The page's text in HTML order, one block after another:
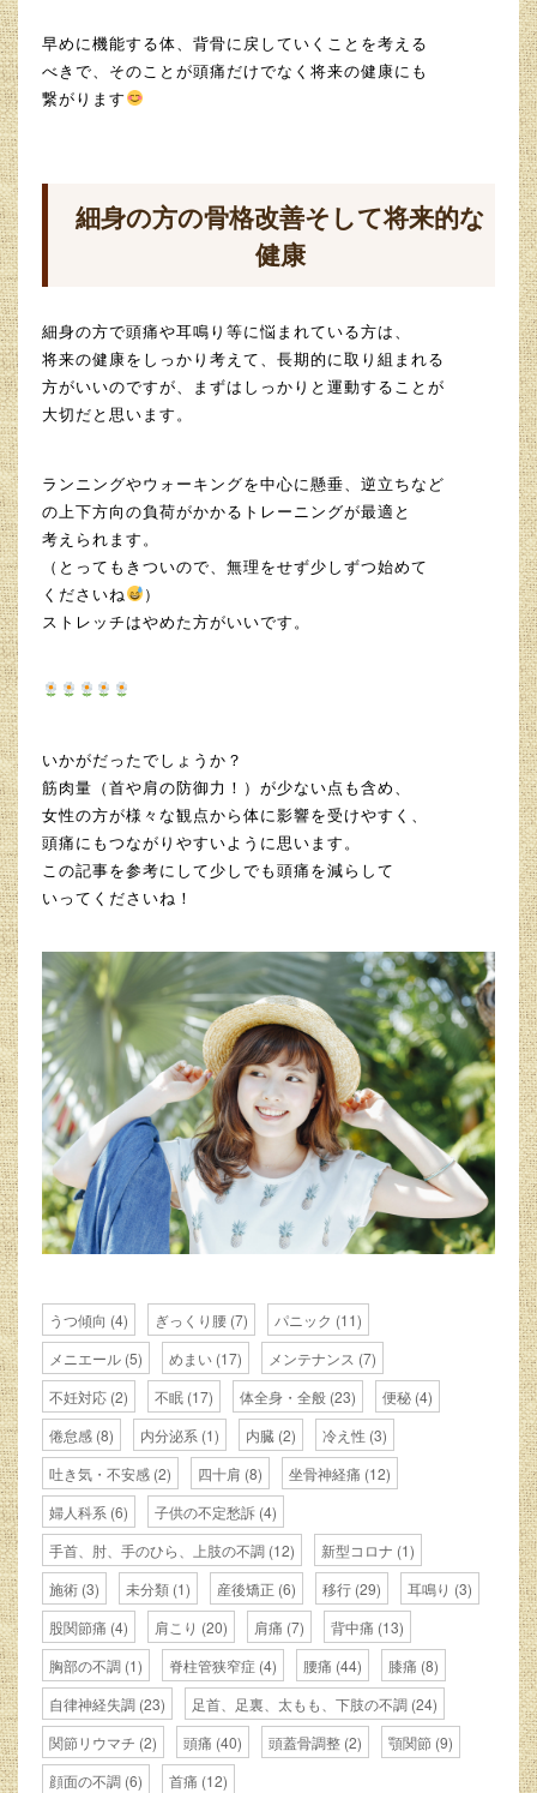
早めに機能する体、背骨に戻していくことを考える
べきで、そのことが頭痛だけでなく将来の健康にも
繋がります
細身の方の骨格改善そして将来的な
健康
細身の方で頭痛や耳鳴り等に悩まれている方は、
将来の健康をしっかり考えて、長期的に取り組まれる
方がいいのですが、まずはしっかりと運動することが
大切だと思います。
ランニングやウォーキングを中心に懸垂、逆立ちなど
の上下方向の負荷がかかるトレーニングが最適と
考えられます。
（とってもきついので、無理をせず少しずつ始めて
くださいね
）
ストレッチはやめた方がいいです。
いかがだったでしょうか？
筋肉量（首や肩の防御力！）が少ない点も含め、
女性の方が様々な観点から体に影響を受けやすく、
頭痛にもつながりやすいように思います。
この記事を参考にして少しでも頭痛を減らして
いってくださいね！
うつ傾向 (4) ぎっくり腰 (7) パニック (11)
メニエール (5) めまい (17) メンテナンス (7)
不妊対応 (2) 不眠 (17) 体全身・全般 (23) 便秘 (4)
倦怠感 (8) 内分泌系 (1) 内臓 (2) 冷え性 (3)
吐き気・不安感 (2) 四十肩 (8) 坐骨神経痛 (12)
婦人科系 (6) 子供の不定愁訴 (4)
手首、肘、手のひら、上肢の不調 (12) 新型コロナ (1)
施術 (3) 未分類 (1) 産後矯正 (6) 移行 (29) 耳鳴り (3)
股関節痛 (4) 肩こり (20) 肩痛 (7) 背中痛 (13)
胸部の不調 (1) 脊柱管狭窄症 (4) 腰痛 (44) 膝痛 (8)
自律神経失調 (23) 足首、足裏、太もも、下肢の不調 (24)
関節リウマチ (2) 頭痛 (40) 頭蓋骨調整 (2) 顎関節 (9)
顔面の不調 (6) 首痛 (12)